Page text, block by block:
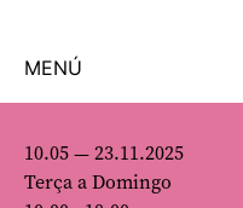
MENÚ
10.05 — 23.11.2025
Terça a Domingo